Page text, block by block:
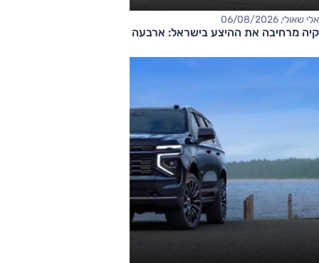
אלי שאולי, 06/08/2026
קיה מרחיבה את ההיצע בישראל: ארבעה דגמים חדשים בדרך